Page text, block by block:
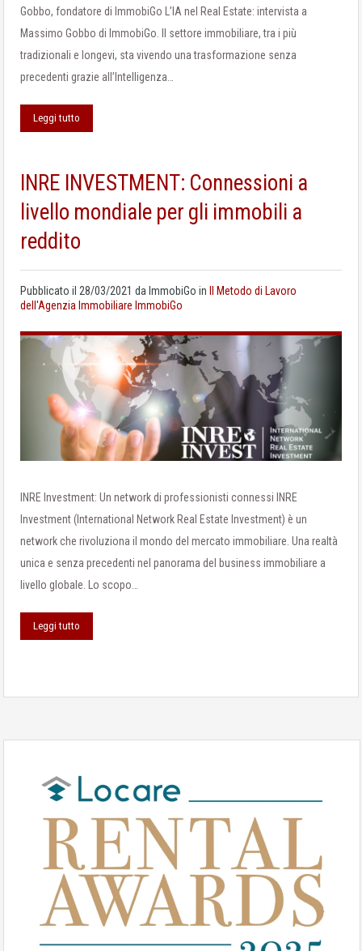
Gobbo, fondatore di ImmobiGo L’IA nel Real Estate: intervista a
Massimo Gobbo di ImmobiGo. Il settore immobiliare, tra i più
tradizionali e longevi, sta vivendo una trasformazione senza
precedenti grazie all’Intelligenza…
Leggi tutto
INRE INVESTMENT: Connessioni a
livello mondiale per gli immobili a
reddito
Pubblicato il 28/03/2021 da ImmobiGo in
Il Metodo di Lavoro
dell'Agenzia Immobiliare ImmobiGo
INRE Investment: Un network di professionisti connessi INRE
Investment (International Network Real Estate Investment) è un
network che rivoluziona il mondo del mercato immobiliare. Una realtà
unica e senza precedenti nel panorama del business immobiliare a
livello globale. Lo scopo…
Leggi tutto